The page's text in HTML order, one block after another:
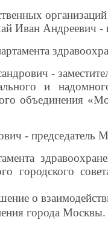
Иван Андреевич -
-
и
объединения
- председатель
городского
о
города Москвы.